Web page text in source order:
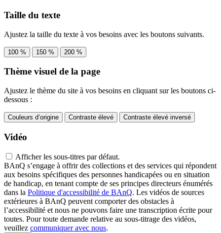
Taille du texte
Ajustez la taille du texte à vos besoins avec les boutons suivants.
100 % 150 % 200 %
Thème visuel de la page
Ajustez le thème du site à vos besoins en cliquant sur les boutons ci-
dessous :
Couleurs d’origine Contraste élevé Contraste élevé inversé
Vidéo
Afficher les sous-titres par défaut.
BAnQ s’engage à offrir des collections et des services qui répondent
aux besoins spécifiques des personnes handicapées ou en situation
de handicap, en tenant compte de ses principes directeurs énumérés
dans la Politique d'accessibilité de BAnQ. Les vidéos de sources
extérieures à BAnQ peuvent comporter des obstacles à
l’accessibilité et nous ne pouvons faire une transcription écrite pour
toutes. Pour toute demande relative au sous-titrage des vidéos,
veuillez communiquer avec nous.